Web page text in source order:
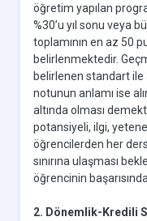
öğretim yapılan
%30’u yıl sonu veya
toplamının en az 50
belirlenmektedir.
belirlenen standart ile
notunun anlamı ise
altında olması
potansiyeli, ilgi,
öğrencilerden her
sınırına ulaşması
öğrencinin
2. Dönemlik-Kredili